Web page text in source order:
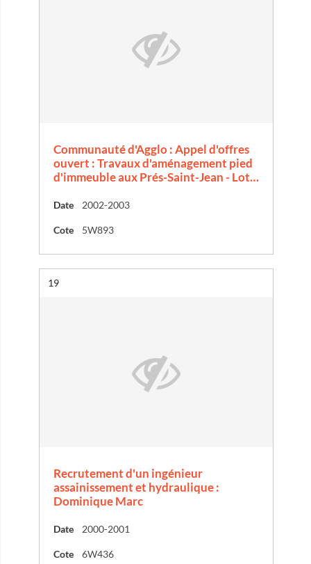
Communauté d'Agglo : Appel d'offres
ouvert : Travaux d'aménagement pied
d'immeuble aux Prés-Saint-Jean - Lot…
Date 2002-2003
Cote 5W893
Résultat n°
19
Recrutement d'un ingénieur
assainissement et hydraulique :
Dominique Marc
Date 2000-2001
Cote 6W436